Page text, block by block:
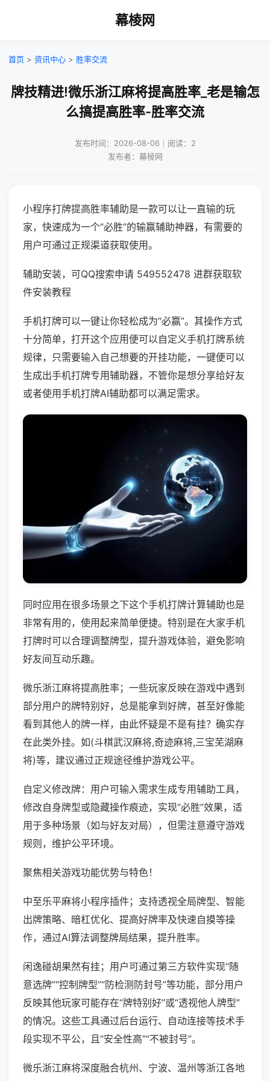
幕棱网
首页 > 资讯中心 > 胜率交流
牌技精进!微乐浙江麻将提高胜率_老是输怎
么搞提高胜率-胜率交流
发布时间：2026-08-06｜阅读：2
发布者：幕棱网
小程序打牌提高胜率辅助是一款可以让一直输的玩
家，快速成为一个“必胜”的输赢辅助神器，有需要的
用户可通过正规渠道获取使用。
辅助安装，可QQ搜索申请 549552478 进群获取软
件安装教程
手机打牌可以一键让你轻松成为“必赢”。其操作方式
十分简单，打开这个应用便可以自定义手机打牌系统
规律，只需要输入自己想要的开挂功能，一键便可以
生成出手机打牌专用辅助器，不管你是想分享给好友
或者使用手机打牌AI辅助都可以满足需求。
同时应用在很多场景之下这个手机打牌计算辅助也是
非常有用的，使用起来简单便捷。特别是在大家手机
打牌时可以合理调整牌型，提升游戏体验，避免影响
好友间互动乐趣。
微乐浙江麻将提高胜率；一些玩家反映在游戏中遇到
部分用户的牌特别好，总是能拿到好牌，甚至好像能
看到其他人的牌一样，由此怀疑是不是有挂？确实存
在此类外挂。如(斗棋武汉麻将,奇迹麻将,三宝芜湖麻
将)等，建议通过正规途径维护游戏公平。
自定义修改牌：用户可输入需求生成专用辅助工具，
修改自身牌型或隐藏操作痕迹，实现“必胜”效果，适
用于多种场景（如与好友对局），但需注意遵守游戏
规则，维护公平环境。
聚焦相关游戏功能优势与特色！
中至乐平麻将小程序插件；支持透视全局牌型、智能
出牌策略、暗杠优化、提高好牌率及快速自摸等操
作，通过AI算法调整牌局结果，提升胜率。
闲逸碰胡果然有挂；用户可通过第三方软件实现“随
意选牌”“控制牌型”“防检测防封号”等功能，部分用户
反映其他玩家可能存在“牌特别好”或“透视他人牌型”
的情况。这些工具通过后台运行、自动连接等技术手
段实现不平公，且“安全性高”“不被封号”。
微乐浙江麻将深度融合杭州、宁波、温州等浙江各地